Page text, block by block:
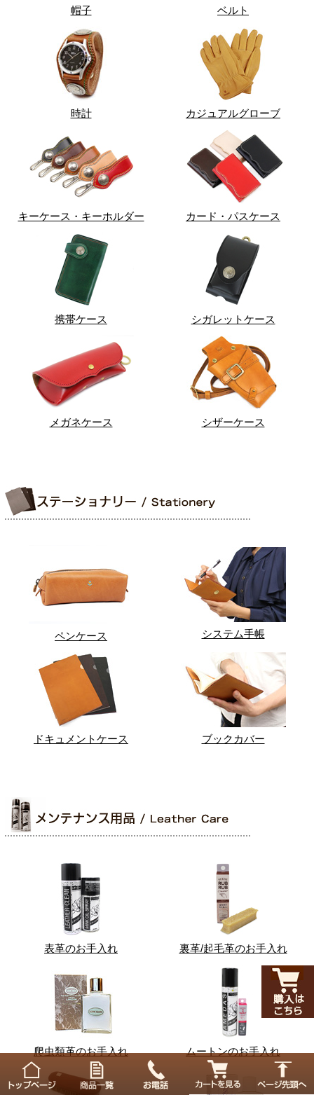
帽子 ベルト
時計 カジュアルグローブ
キーケース・キーホルダー カード・パスケース
携帯ケース シガレットケース
メガネケース シザーケース
ペンケース システム手帳
ドキュメントケース ブックカバー
表革のお手入れ 裏革/起毛革のお手入れ
爬虫類革のお手入れ ムートンのお手入れ